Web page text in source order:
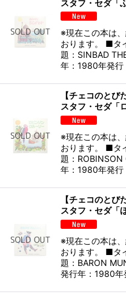
スタフ・セダ「
※現在この本は
おります。 ■タ
題：SINBAD
年：1980年発
【チェコのと
スタフ・セダ「
※現在この本は
おります。 ■タ
題：
年：1980年発
【チェコのと
スタフ・セダ「
※現在この本は
おります。 ■タ
題：BARON
発行年：1980